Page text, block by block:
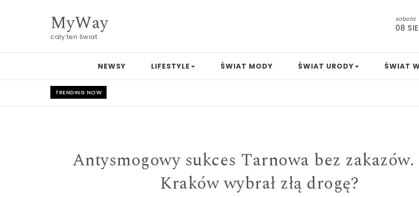
MyWay
cały ten świat
sobota
08
NEWSY LIFESTYLE ŚWIAT MODY ŚWIAT URODY ŚWIAT
TRENDING NOW
Antysmogowy sukces Tarnowa bez zakazów.
Kraków wybrał złą drogę?